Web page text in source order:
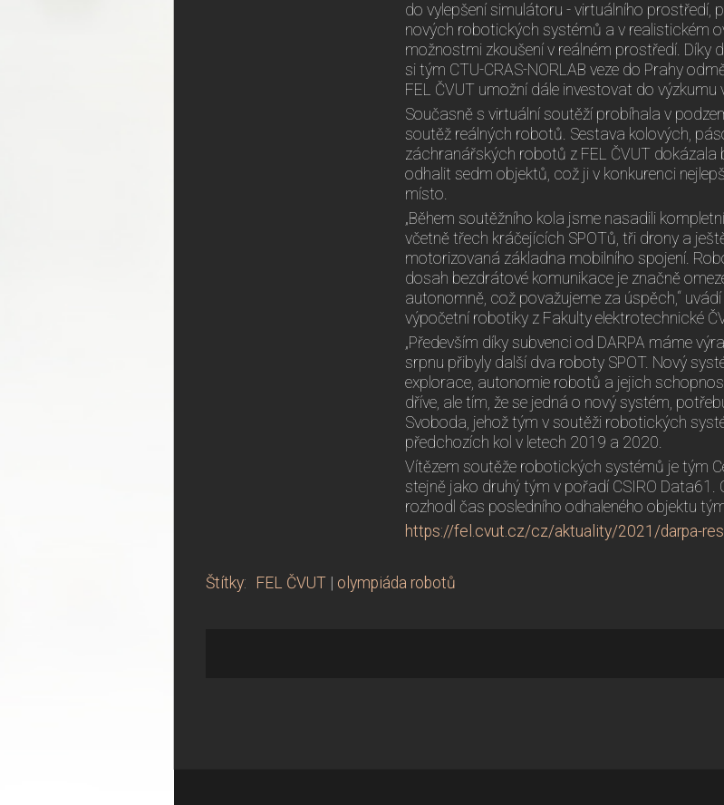
do vylepšení simulátoru - virtuálního prostředí,
nových robotických systémů a v realistickém
možnostmi zkoušení v reálném prostředí.
si tým CTU-CRAS-NORLAB veze do Prahy
FEL ČVUT umožní dále investovat do výzkumu
Současně s virtuální soutěží probíhala v
soutěž reálných robotů. Sestava kolových,
záchranářských robotů z FEL ČVUT
odhalit sedm objektů, což ji v konkurenci
místo.
„Během soutěžního kola jsme nasadili
včetně třech kráčejících SPOTů, tři drony a
motorizovaná základna mobilního spojení.
dosah bezdrátové komunikace je značně
autonomně, což považujeme za úspěch,“
výpočetní robotiky z Fakulty elektrotechnické
„Především díky subvenci od DARPA máme
srpnu přibyly další dva roboty SPOT. Nový
explorace, autonomie robotů a jejich
dříve, ale tím, že se jedná o nový systém,
Svoboda, jehož tým v soutěži robotických
předchozích kol v letech 2019 a 2020.
Vítězem soutěže robotických systémů je tým
stejně jako druhý tým v pořadí CSIRO Data61.
rozhodl čas posledního odhaleného objektu
https://fel.cvut.cz/cz/aktuality/2021/darpa-
Štítky: FEL ČVUT olympiáda robotů